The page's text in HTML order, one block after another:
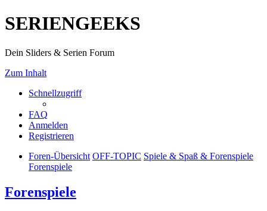
SERIENGEEKS
Dein Sliders & Serien Forum
Zum Inhalt
Schnellzugriff
FAQ
Anmelden
Registrieren
Foren-Übersicht OFF-TOPIC Spiele & Spaß & Forenspiele
Forenspiele
Forenspiele